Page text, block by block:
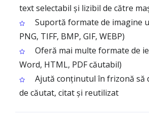
text selectabil și lizibil de către
Suportă formate de imagine
PNG, TIFF, BMP, GIF, WEBP)
Oferă mai multe formate de
Word, HTML, PDF căutabil)
Ajută conținutul în frizonă să
de căutat, citat și reutilizat